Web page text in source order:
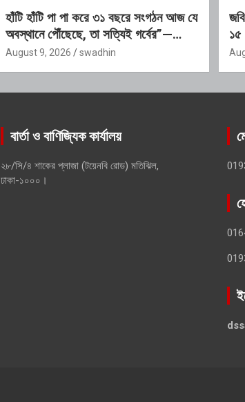
হাঁটি হাঁটি পা পা করে ৩১ বছরে সংগঠন আজ যে
অবস্থানে পৌঁছেছে, তা সত্যিই গর্বের”—
অতিরিক্ত ডিআইজি
August 9, 2026 swadhin
১৫
বার্তা ও বাণিজ্যিক কার্যালয়
২৮/সি/৪ শাকের প্লাজা (টয়েনবি রোড) মতিঝিল,
ঢাকা-১০০০।